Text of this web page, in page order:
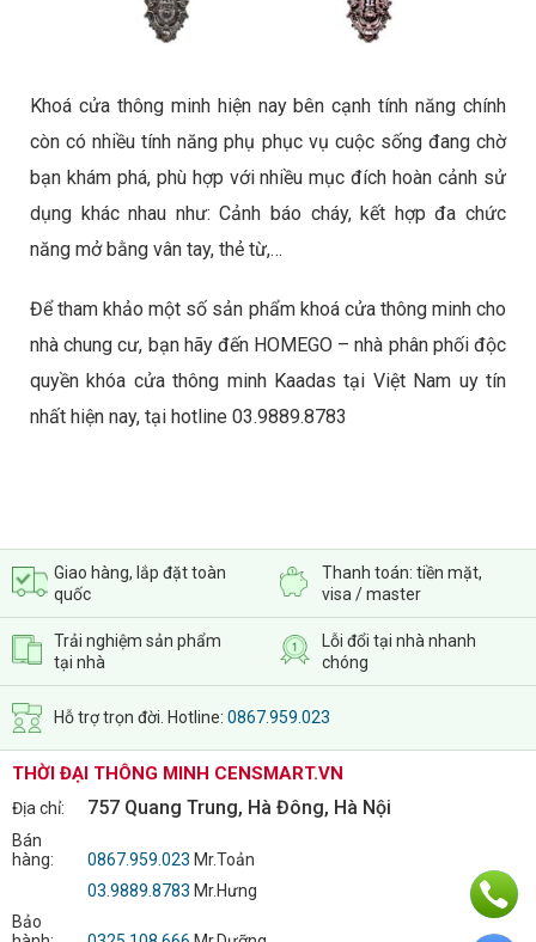
Khoá cửa thông minh hiện nay bên cạnh tính năng chính
còn có nhiều tính năng phụ phục vụ cuộc sống đang chờ
bạn khám phá, phù hợp với nhiều mục đích hoàn cảnh sử
dụng khác nhau như: Cảnh báo cháy, kết hợp đa chức
năng mở bằng vân tay, thẻ từ,…
Để tham khảo một số sản phẩm khoá cửa thông minh cho
nhà chung cư, bạn hãy đến HOMEGO – nhà phân phối độc
quyền khóa cửa thông minh Kaadas tại Việt Nam uy tín
nhất hiện nay, tại hotline 03.9889.8783
Giao hàng, lắp đặt toàn
quốc
Thanh toán: tiền mặt,
visa / master
Trải nghiệm sản phẩm
tại nhà
Lỗi đổi tại nhà nhanh
chóng
Hỗ trợ trọn đời. Hotline: 0867.959.023
THỜI ĐẠI THÔNG MINH CENSMART.VN
Địa chỉ: 757 Quang Trung, Hà Đông, Hà Nội
Bán
hàng:
0867.959.023 Mr.Toản
03.9889.8783 Mr.Hưng
Bảo